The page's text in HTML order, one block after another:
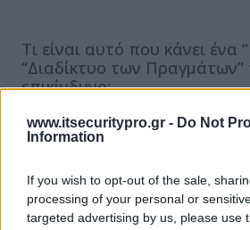
www.itsecuritypro.gr - Do Not
Information
If you wish to opt-out of the sale,
processing of your personal or
targeted advertising by us, please use
Τι είναι αυτό που κάνει ένα
“Διαδίκτυο των Πραγμάτων”
επικίνδυνο;
Γιατί οι IT administrators
Management?